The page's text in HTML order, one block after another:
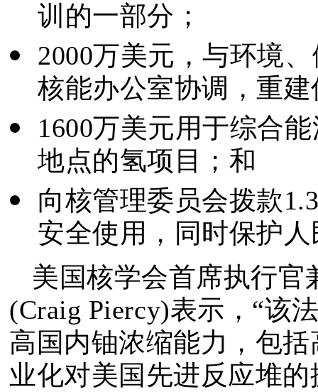
训的一部分；
2000万美元，与环境
核能办公室协调，重
1600万美元用于综合
地点的氢项目；和
向核管理委员会拨款
安全使用，同时保护
美国核学会首席执行官
(Craig Piercy)表示，“该
高国内铀浓缩能力，包
业化对美国先进反应堆